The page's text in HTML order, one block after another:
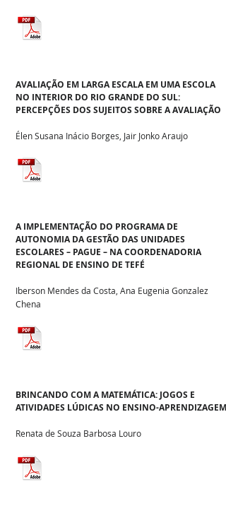
Élen Susana Inácio Borges, Jair Jonko Araujo
AVALIAÇÃO EM LARGA ESCALA EM UMA ESCOLA
NO INTERIOR DO RIO GRANDE DO SUL:
PERCEPÇÕES DOS SUJEITOS SOBRE A AVALIAÇÃO
Iberson Mendes da Costa, Ana Eugenia Gonzalez
Chena
A IMPLEMENTAÇÃO DO PROGRAMA DE
AUTONOMIA DA GESTÃO DAS UNIDADES
ESCOLARES – PAGUE – NA COORDENADORIA
REGIONAL DE ENSINO DE TEFÉ
Renata de Souza Barbosa Louro
BRINCANDO COM A MATEMÁTICA: JOGOS E
ATIVIDADES LÚDICAS NO ENSINO-APRENDIZAGEM